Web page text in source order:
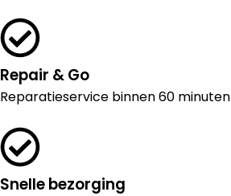
Repair & Go
Reparatieservice binnen 60 minuten
Snelle bezorging